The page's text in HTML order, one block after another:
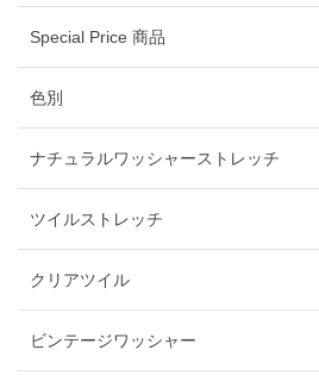
Special Price 商品
色別
ナチュラルワッシャーストレッチ
ツイルストレッチ
クリアツイル
ビンテージワッシャー